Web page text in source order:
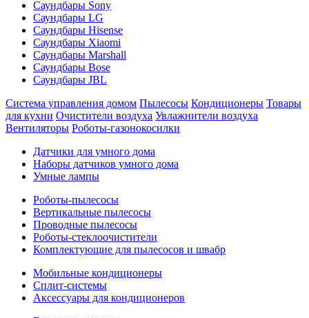
Саундбары Sony
Саундбары LG
Саундбары Hisense
Саундбары Xiaomi
Саундбары Marshall
Саундбары Bose
Саундбары JBL
Система управления домом Пылесосы Кондиционеры Товары
для кухни Очистители воздуха Увлажнители воздуха
Вентиляторы Роботы-газонокосилки
Датчики для умного дома
Наборы датчиков умного дома
Умные лампы
Роботы-пылесосы
Вертикальные пылесосы
Проводные пылесосы
Роботы-стеклоочистители
Комплектующие для пылесосов и швабр
Мобильные кондиционеры
Сплит-системы
Аксессуары для кондиционеров